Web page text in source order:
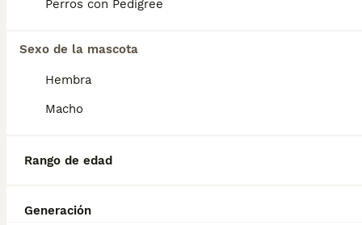
Perros con Pedigree
Sexo de la mascota
Hembra
Macho
Rango de edad
Generación
¿Cómo es el carácter de
Boyero De Berna?
desventajas de la raza